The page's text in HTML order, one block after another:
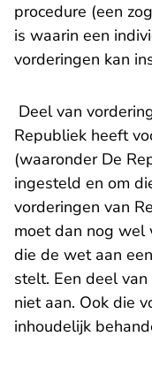
procedure (een
is waarin een
vorderingen kan
Deel van
Republiek heeft
(waaronder De
ingesteld en om
vorderingen van
moet dan nog wel
die de wet aan
stelt. Een deel
niet aan. Ook die
inhoudelijk